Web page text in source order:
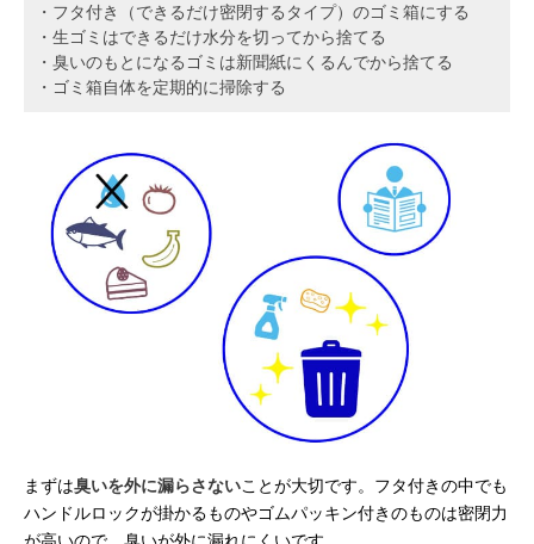
・フタ付き（できるだけ密閉するタイプ）のゴミ箱にする
・生ゴミはできるだけ水分を切ってから捨てる
・臭いのもとになるゴミは新聞紙にくるんでから捨てる
・ゴミ箱自体を定期的に掃除する
まずは臭いを外に漏らさないことが大切です。フタ付きの中でも
ハンドルロックが掛かるものやゴムパッキン付きのものは密閉力
が高いので、臭いが外に漏れにくいです。